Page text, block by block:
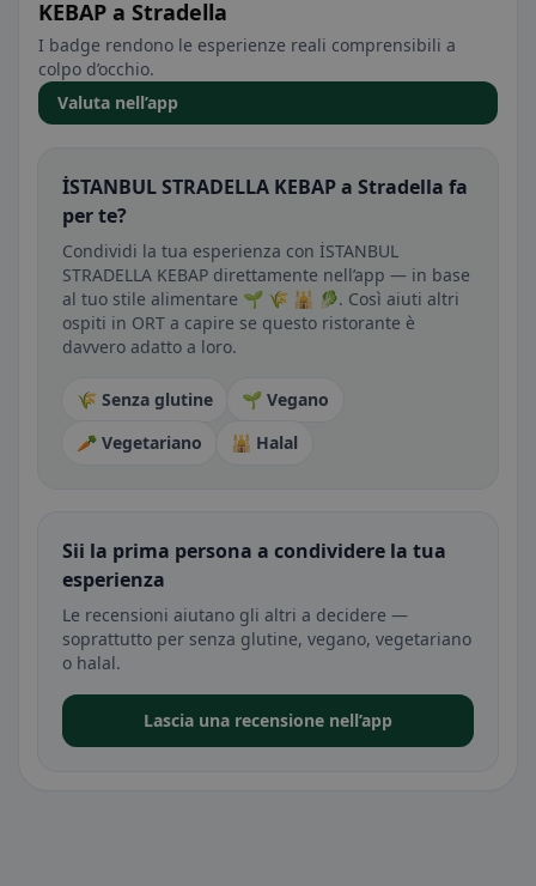
KEBAP a Stradella
I badge rendono le esperienze reali comprensibili a
colpo d’occhio.
Valuta nell’app
İSTANBUL STRADELLA KEBAP a Stradella fa
per te?
Condividi la tua esperienza con İSTANBUL
STRADELLA KEBAP direttamente nell’app — in base
al tuo stile alimentare 🌱 🌾 🕌 🥬. Così aiuti altri
ospiti in ORT a capire se questo ristorante è
davvero adatto a loro.
🌾 Senza glutine
🌱 Vegano
🥕 Vegetariano
🕌 Halal
Sii la prima persona a condividere la tua
esperienza
Le recensioni aiutano gli altri a decidere —
soprattutto per senza glutine, vegano, vegetariano
o halal.
Lascia una recensione nell’app